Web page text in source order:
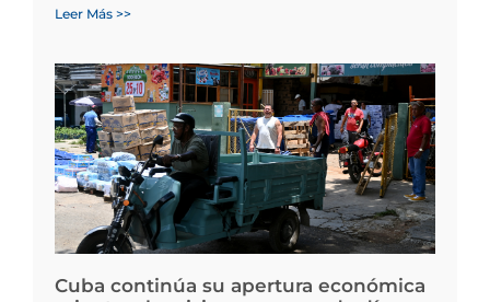
Leer Más >>
Cuba continúa su apertura económica